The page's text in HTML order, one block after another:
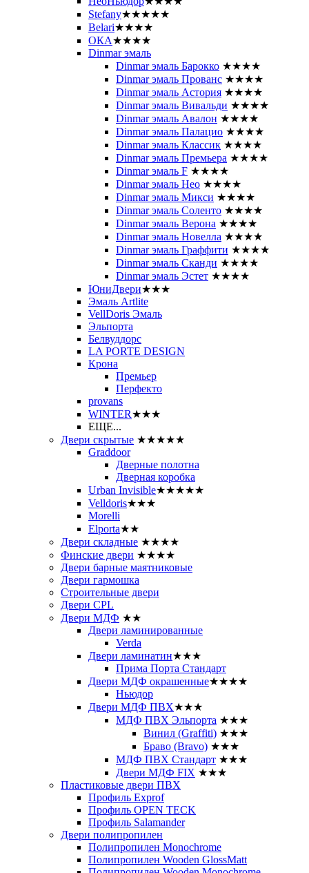
Stefany★★★★★
Belari★★★★
ОКА★★★★
Dinmar эмаль
Dinmar эмаль Барокко ★★★★
Dinmar эмаль Прованс ★★★★
Dinmar эмаль Астория ★★★★
Dinmar эмаль Вивальди ★★★★
Dinmar эмаль Авалон ★★★★
Dinmar эмаль Палацио ★★★★
Dinmar эмаль Классик ★★★★
Dinmar эмаль Премьера ★★★★
Dinmar эмаль F ★★★★
Dinmar эмаль Нео ★★★★
Dinmar эмаль Микси ★★★★
Dinmar эмаль Соленто ★★★★
Dinmar эмаль Верона ★★★★
Dinmar эмаль Новелла ★★★★
Dinmar эмаль Граффити ★★★★
Dinmar эмаль Сканди ★★★★
Dinmar эмаль Эстет ★★★★
ЮниДвери★★★
Эмаль Artlite
VellDoris Эмаль
Эльпорта
Белвуддорс
LA PORTE DESIGN
Крона
Премьер
Перфекто
provans
WINTER★★★
ЕЩЕ...
Двери скрытые ★★★★★
Graddoor
Дверные полотна
Дверная коробка
Urban Invisible★★★★★
Velldoris★★★
Morelli
Elporta★★
Двери складные ★★★★
Финские двери ★★★★
Двери барные маятниковые
Двери гармошка
Строительные двери
Двери CРL
Двери МДФ ★★
Двери ламинированные
Verda
Двери ламинатин★★★
Прима Порта Стандарт
Двери МДФ окрашенные★★★★
Ньюдор
Двери МДФ ПВХ★★★
МДФ ПВХ Эльпорта ★★★
Винил (Graffiti) ★★★
Браво (Bravo) ★★★
МДФ ПВХ Стандарт ★★★
Двери МДФ FIX ★★★
Пластиковые двери ПВХ
Профиль Exprof
Профиль OPEN TECK
Профиль Salamander
Двери полипропилен
Полипропилен Monochrome
Полипропилен Wooden GlossMatt